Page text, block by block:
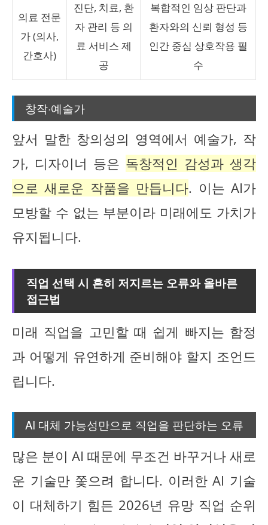
의료 전문
가 (의사,
간호사)
진단, 치료, 환
자 관리 등 의
료 서비스 제
공
복합적인 임상 판단과
환자와의 신뢰 형성 등
인간 중심 상호작용 필
수
창작·예술가
앞서 말한 창의성의 영역에서 예술가, 작
가, 디자이너 등은 독창적인 감성과 생각
으로 새로운 작품을 만듭니다. 이는 AI가
모방할 수 없는 부분이라 미래에도 가치가
유지됩니다.
직업 선택 시 흔히 저지르는 오류와 올바른
접근법
미래 직업을 고민할 때 쉽게 빠지는 함정
과 어떻게 유연하게 준비해야 할지 조언드
립니다.
AI 대체 가능성만으로 직업을 판단하는 오류
많은 분이 AI 때문에 무조건 바꾸거나 새로
운 기술만 쫓으려 합니다. 이러한 AI 기술
이 대체하기 힘든 2026년 유망 직업 순위